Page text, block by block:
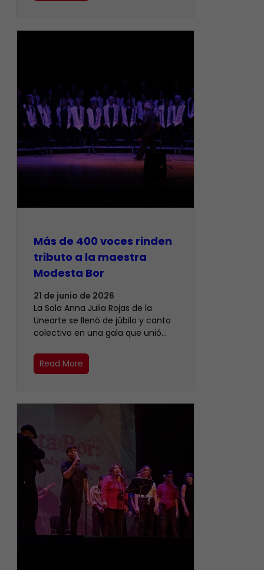
Más de 400 voces rinden
tributo a la maestra
Modesta Bor
21 de junio de 2026
​La Sala Anna Julia Rojas de la
Unearte se llenó de júbilo y canto
colectivo en una gala que unió…
Read More